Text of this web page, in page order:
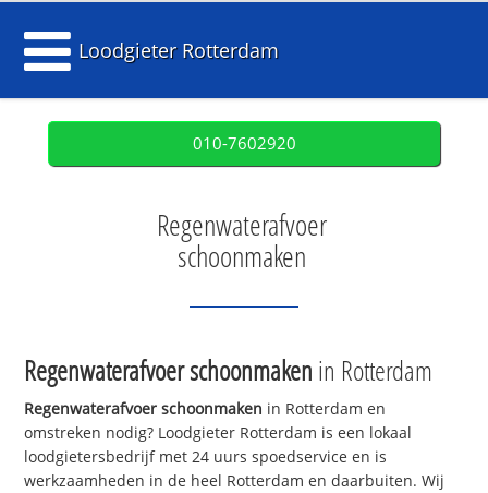
Loodgieter Rotterdam
010-7602920
Regenwaterafvoer
schoonmaken
Regenwaterafvoer schoonmaken in Rotterdam
Regenwaterafvoer schoonmaken in Rotterdam en
omstreken nodig? Loodgieter Rotterdam is een lokaal
loodgietersbedrijf met 24 uurs spoedservice en is
werkzaamheden in de heel Rotterdam en daarbuiten. Wij